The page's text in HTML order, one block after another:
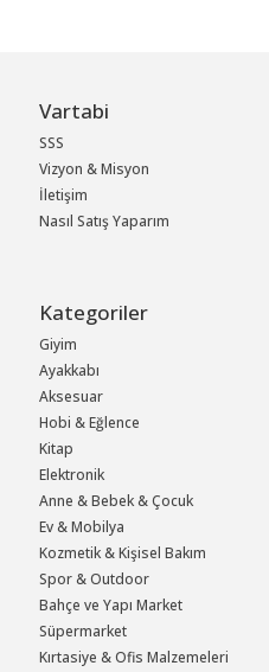
Vartabi
SSS
Vizyon & Misyon
İletişim
Nasıl Satış Yaparım
Kategoriler
Giyim
Ayakkabı
Aksesuar
Hobi & Eğlence
Kitap
Elektronik
Anne & Bebek & Çocuk
Ev & Mobilya
Kozmetik & Kişisel Bakım
Spor & Outdoor
Bahçe ve Yapı Market
Süpermarket
Kırtasiye & Ofis Malzemeleri